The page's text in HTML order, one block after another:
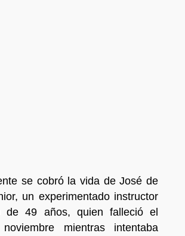
se cobró la vida de José de
un experimentado instructor
de 49 años, quien falleció el
mientras intentaba